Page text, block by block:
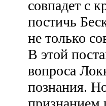
совпадет с
постичь
не только
В этой
вопроса
познания.